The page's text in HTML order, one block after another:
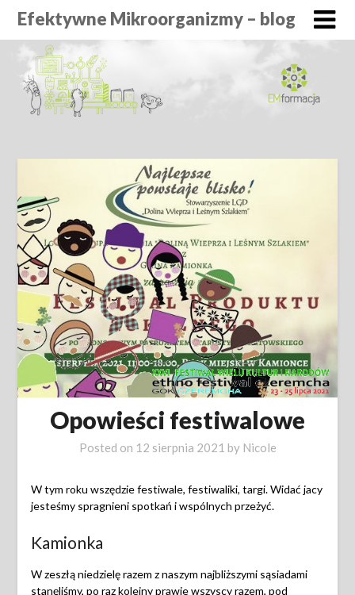
Efektywne Mikroorganizmy – blog
Opowieści festiwalowe
Posted on 12 sierpnia 2021 by Nicole
W tym roku wszędzie festiwale, festiwaliki, targi. Widać jacy
jesteśmy spragnieni spotkań i wspólnych przeżyć.
Kamionka
W zeszłą niedzielę razem z naszym najbliższymi sąsiadami
stanęliśmy, po raz kolejny prawie wszyscy razem, pod